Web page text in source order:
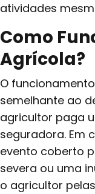
atividades
Como
Agrícola?
O
semelhante ao
agricultor paga
seguradora. Em
evento coberto
severa ou uma
o agricultor